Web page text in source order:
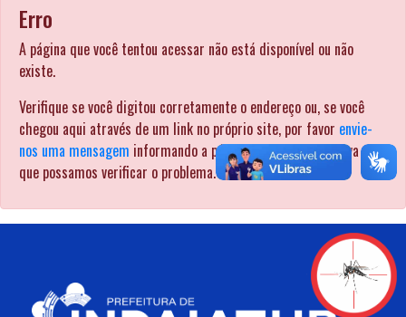
Erro
A página que você tentou acessar não está disponível ou não
existe.
Verifique se você digitou corretamente o endereço ou, se você
chegou aqui através de um link no próprio site, por favor envie-
nos uma mensagem informando a página pela qual procurava para
que possamos verificar o problema. .